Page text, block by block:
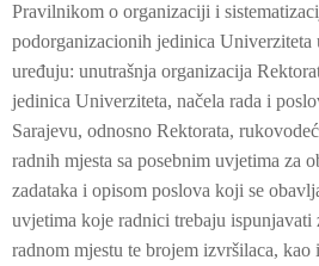
Pravilnikom o organizaciji i
podorganizacionih jedinica Univerziteta
uređuju: unutrašnja organizacija
jedinica Univerziteta, načela rada i
Sarajevu, odnosno Rektorata,
radnih mjesta sa posebnim uvjetima za
zadataka i opisom poslova koji se
uvjetima koje radnici trebaju ispunjavati
radnom mjestu te brojem izvršilaca, kao